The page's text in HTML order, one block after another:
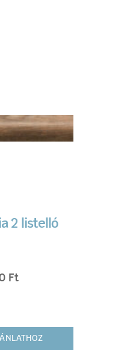
2 listelló
Ft